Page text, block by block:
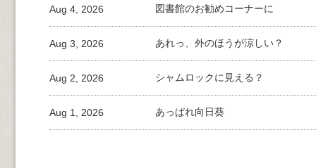
図書館のお勧めコーナーに
Aug 4, 2026
あれっ、外のほうが涼しい？
Aug 3, 2026
シャムロックに見える？
Aug 2, 2026
あっぱれ向日葵
Aug 1, 2026